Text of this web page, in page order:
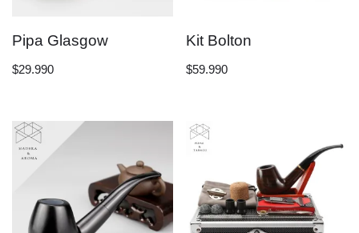
Pipa Glasgow
$29.990
Kit Bolton
$59.990